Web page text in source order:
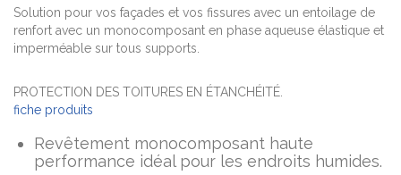
Solution pour vos façades et vos fissures avec un entoilage de
renfort avec un monocomposant en phase aqueuse élastique et
imperméable sur tous supports.
PROTECTION DES TOITURES EN ÉTANCHÉITÉ.
fiche produits
Revêtement monocomposant haute
performance idéal pour les endroits humides.